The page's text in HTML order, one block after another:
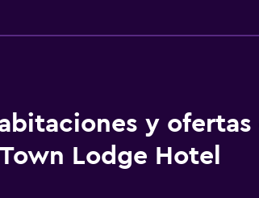
y ofertas
Town Lodge Hotel